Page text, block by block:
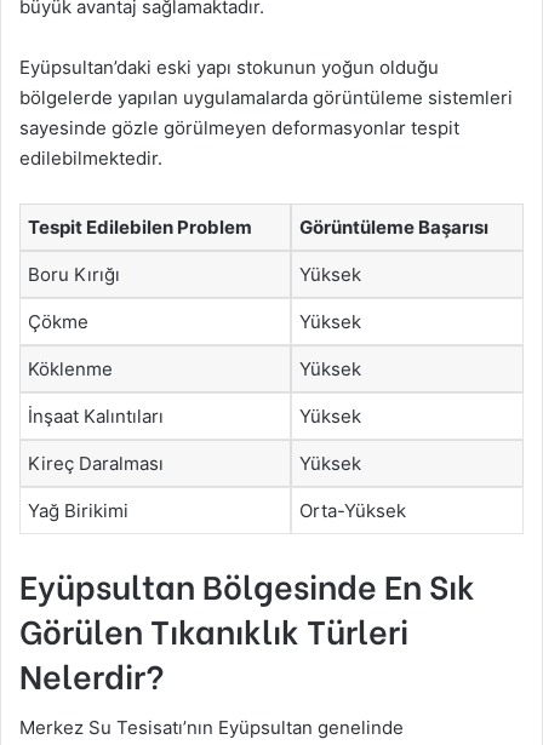
büyük avantaj sağlamaktadır.
Eyüpsultan’daki eski yapı stokunun yoğun olduğu
bölgelerde yapılan uygulamalarda görüntüleme sistemleri
sayesinde gözle görülmeyen deformasyonlar tespit
edilebilmektedir.
Tespit Edilebilen Problem Görüntüleme Başarısı
Boru Kırığı Yüksek
Çökme Yüksek
Köklenme Yüksek
İnşaat Kalıntıları Yüksek
Kireç Daralması Yüksek
Yağ Birikimi Orta-Yüksek
Eyüpsultan Bölgesinde En Sık
Görülen Tıkanıklık Türleri
Nelerdir?
Merkez Su Tesisatı’nın Eyüpsultan genelinde